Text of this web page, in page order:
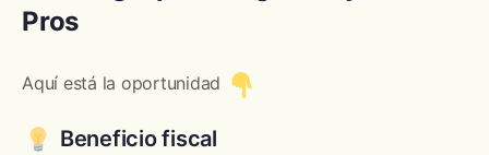
Pros
Aquí está la oportunidad
Beneficio fiscal